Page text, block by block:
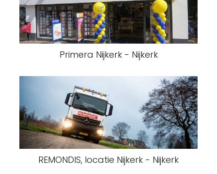
Primera Nijkerk - Nijkerk
REMONDIS, locatie Nijkerk - Nijkerk